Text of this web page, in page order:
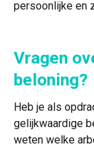
persoonlijke en
Vragen
beloning?
Heb je als
gelijkwaardige
weten welke